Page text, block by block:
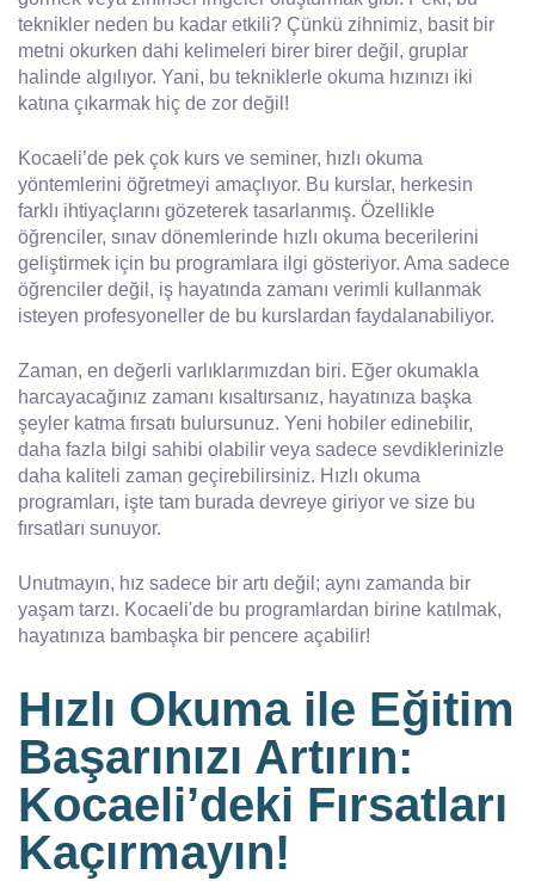
teknikler neden bu kadar etkili? Çünkü zihnimiz, basit bir
metni okurken dahi kelimeleri birer birer değil, gruplar
halinde algılıyor. Yani, bu tekniklerle okuma hızınızı iki
katına çıkarmak hiç de zor değil!
Kocaeli’de pek çok kurs ve seminer, hızlı okuma
yöntemlerini öğretmeyi amaçlıyor. Bu kurslar, herkesin
farklı ihtiyaçlarını gözeterek tasarlanmış. Özellikle
öğrenciler, sınav dönemlerinde hızlı okuma becerilerini
geliştirmek için bu programlara ilgi gösteriyor. Ama sadece
öğrenciler değil, iş hayatında zamanı verimli kullanmak
isteyen profesyoneller de bu kurslardan faydalanabiliyor.
Zaman, en değerli varlıklarımızdan biri. Eğer okumakla
harcayacağınız zamanı kısaltırsanız, hayatınıza başka
şeyler katma fırsatı bulursunuz. Yeni hobiler edinebilir,
daha fazla bilgi sahibi olabilir veya sadece sevdiklerinizle
daha kaliteli zaman geçirebilirsiniz. Hızlı okuma
programları, işte tam burada devreye giriyor ve size bu
fırsatları sunuyor.
Unutmayın, hız sadece bir artı değil; aynı zamanda bir
yaşam tarzı. Kocaeli'de bu programlardan birine katılmak,
hayatınıza bambaşka bir pencere açabilir!
Hızlı Okuma ile Eğitim
Başarınızı Artırın:
Kocaeli’deki Fırsatları
Kaçırmayın!